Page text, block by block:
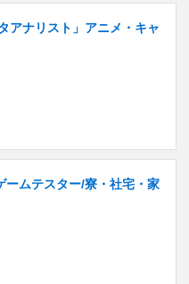
アナリスト」アニメ・キャ
ームテスター/寮・社宅・家